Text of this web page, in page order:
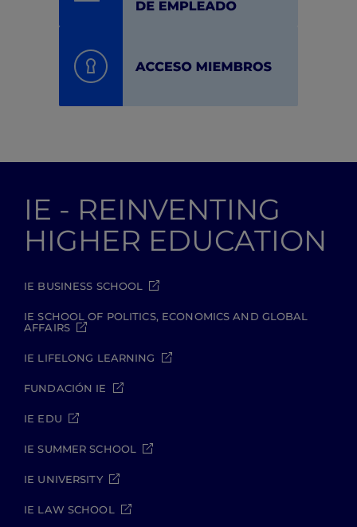
IE - REINVENTING
HIGHER EDUCATION
IE BUSINESS SCHOOL
IE SCHOOL OF POLITICS, ECONOMICS AND GLOBAL
AFFAIRS
IE LIFELONG LEARNING
FUNDACIÓN IE
IE EDU
IE SUMMER SCHOOL
IE UNIVERSITY
IE LAW SCHOOL